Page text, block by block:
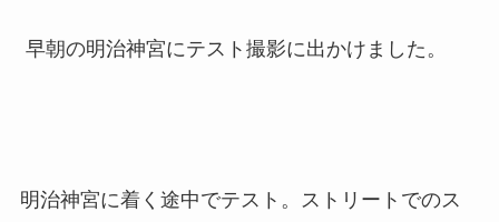
早朝の明治神宮にテスト撮影に出かけました。
明治神宮に着く途中でテスト。ストリートでのス